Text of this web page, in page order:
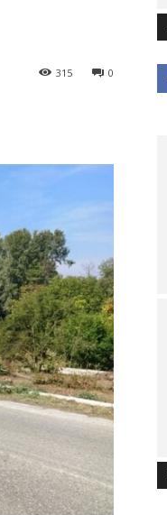
0
315